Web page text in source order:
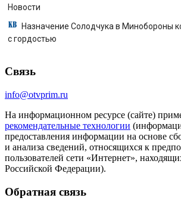
Новости
Назначение Солодчука в Минобороны
с гордостью
Связь
info@otvprim.ru
На информационном ресурсе (сайте)
рекомендательные технологии
предоставления информации на основе
и анализа сведений, относящихся к
пользователей сети «Интернет»,
Российской Федерации).
Обратная связь